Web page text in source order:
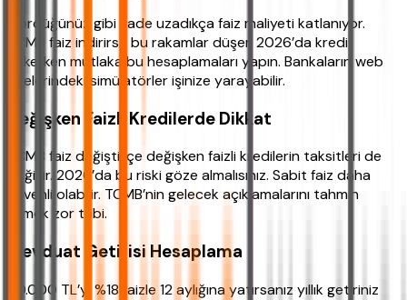
Gördüğünüz gibi vade uzadıkça faiz maliyeti katlanıyor.
TCMB faiz indirirse bu rakamlar düşer. 2026’da kredi
çekerken mutlaka bu hesaplamaları yapın. Bankaların web
sitelerindeki simülatörler işinize yarayabilir.
Değişken Faizli Kredilerde Dikkat
TCMB faiz değiştikçe değişken faizli kredilerin taksitleri de
değişir. 2026’da bu riski göze almalısınız. Sabit faiz daha
güvenli olabilir. TCMB’nin gelecek açıklamalarını tahmin
etmek zor tabi.
Mevduat Getirisi Hesaplama
50.000 TL’yi %18 faizle 12 aylığına yatırsanız yıllık getiriniz